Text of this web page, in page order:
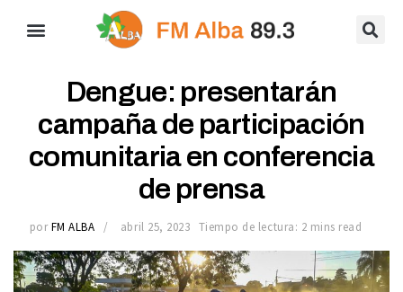
Dengue: presentarán
campaña de participación
comunitaria en conferencia
de prensa
por FM ALBA abril 25, 2023 Tiempo de lectura: 2 mins read